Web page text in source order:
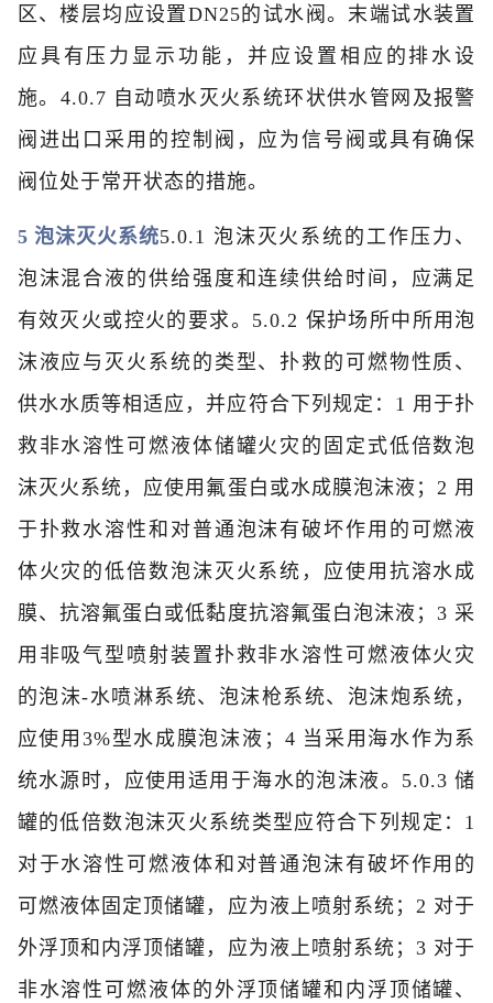
区、楼层均应设置DN25的试水阀。末端试水装置
应具有压力显示功能，并应设置相应的排水设
施。 4.0.7 自动喷水灭火系统环状供水管网及报警
阀进出口采用的控制阀，应为信号阀或具有确保
阀位处于常开状态的措施。
5 泡沫灭火系统5.0.1 泡沫灭火系统的工作压力、
泡沫混合液的供给强度和连续供给时间，应满足
有效灭火或控火的要求。 5.0.2 保护场所中所用泡
沫液应与灭火系统的类型、扑救的可燃物性质、
供水水质等相适应，并应符合下列规定： 1 用于扑
救非水溶性可燃液体储罐火灾的固定式低倍数泡
沫灭火系统，应使用氟蛋白或水成膜泡沫液；2 用
于扑救水溶性和对普通泡沫有破坏作用的可燃液
体火灾的低倍数泡沫灭火系统，应使用抗溶水成
膜、抗溶氟蛋白或低黏度抗溶氟蛋白泡沫液；3 采
用非吸气型喷射装置扑救非水溶性可燃液体火灾
的泡沫-水喷淋系统、泡沫枪系统、泡沫炮系统，
应使用3%型水成膜泡沫液； 4 当采用海水作为系
统水源时，应使用适用于海水的泡沫液。 5.0.3 储
罐的低倍数泡沫灭火系统类型应符合下列规定： 1
对于水溶性可燃液体和对普通泡沫有破坏作用的
可燃液体固定顶储罐，应为液上喷射系统；2 对于
外浮顶和内浮顶储罐，应为液上喷射系统；3 对于
非水溶性可燃液体的外浮顶储罐和内浮顶储罐、